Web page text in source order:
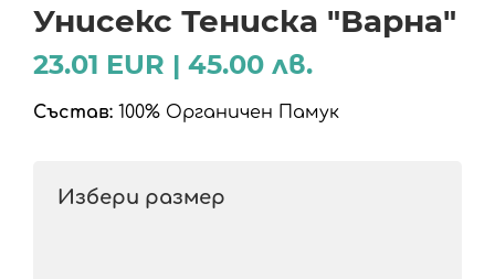
Унисекс Тениска "Варна"
23.01 EUR | 45.00 лв.
Състав: 100% Органичен Памук
Избери размер